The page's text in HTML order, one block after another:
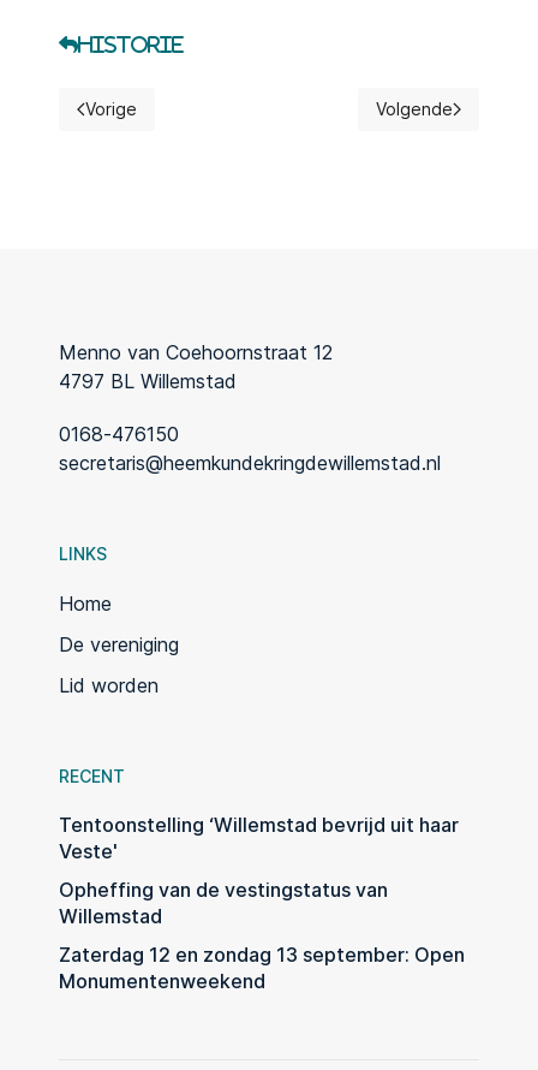
Historie
Vorig artikel: Archeologie
Vorige Volgende artikel:
Volgende
Menno van Coehoornstraat 12
4797 BL Willemstad
0168-476150
secretaris@heemkundekringdewillemstad.nl
LINKS
Home
De vereniging
Lid worden
RECENT
Tentoonstelling ‘Willemstad bevrijd uit haar
Veste'
Opheffing van de vestingstatus van
Willemstad
Zaterdag 12 en zondag 13 september: Open
Monumentenweekend